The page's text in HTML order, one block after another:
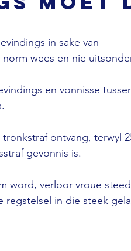
in sake van
wees en nie
en vonnisse
ontvang, terwyl
gevonnis is.
word, verloor vroue
regstelsel in die steek